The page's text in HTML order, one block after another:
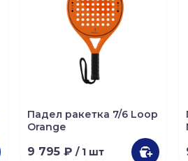
Падел ракетка 7/6 Loop
Orange
9 795 ₽/ 1 шт